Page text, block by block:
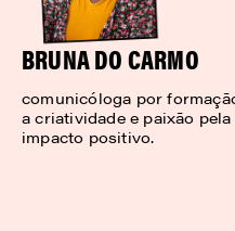
BRUNA DO CARMO
comunicóloga por
a criatividade e paixão
impacto positivo.